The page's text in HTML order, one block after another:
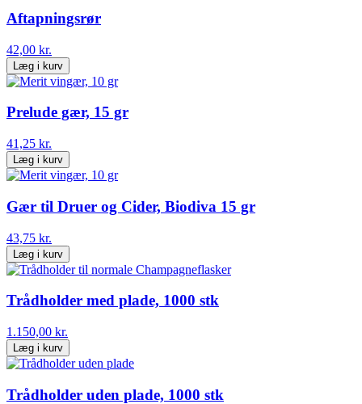
Aftapningsrør
42,00 kr.
Læg i kurv
Prelude gær, 15 gr
41,25 kr.
Læg i kurv
Gær til Druer og Cider, Biodiva 15 gr
43,75 kr.
Læg i kurv
Trådholder med plade, 1000 stk
1.150,00 kr.
Læg i kurv
Trådholder uden plade, 1000 stk